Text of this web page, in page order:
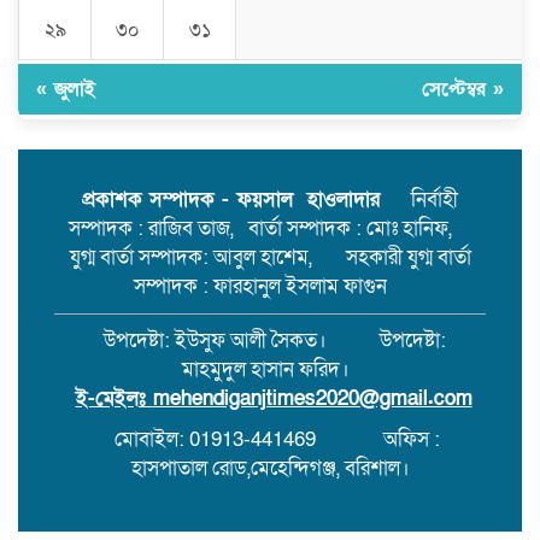
নিষেধাজ্ঞা অমান্য করে ঘর নির্মাণ,যে
কোনো সময় ঘটতে পারে বড় রকমের
সংঘর্ষ।
খেলাকে কেন্দ্র করে হাতুড়ি পেটায়
একজন নিহত,ঘাতক আটক
২৯ ৩০ ৩১
« জুলাই সেপ্টেম্বর »
প্রকাশক সম্পাদক - ফয়সাল হাওলাদার
নির্বাহী
সম্পাদক : রাজিব তাজ, বার্তা সম্পাদক : মোঃ হানিফ,
যুগ্ম বার্তা সম্পাদক: আবুল হাশেম, সহকারী যুগ্ম বার্তা
সম্পাদক : ফারহানুল ইসলাম ফাগুন
উপদেষ্টা: ইউসুফ আলী সৈকত। উপদেষ্টা:
মাহমুদুল হাসান ফরিদ।
ই-মেইলঃ mehendiganjtimes2020@gmail.com
মোবাইল: 01913-441469
অফিস :
হাসপাতাল রোড,মেহেন্দিগঞ্জ, বরিশাল।